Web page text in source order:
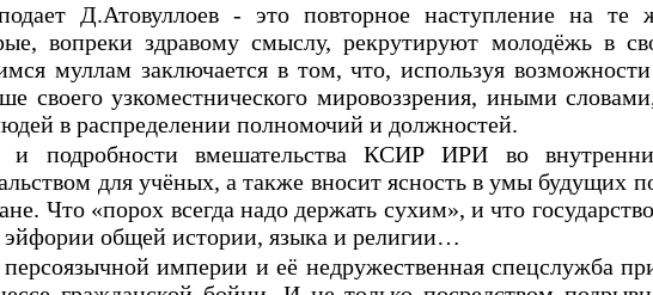
Д.Атовуллоев - это повторное наступление на те
вопреки здравому смыслу, рекрутируют молодёжь в
муллам заключается в том, что, используя
своего узкоместнического мировоззрения, иными
в распределении полномочий и должностей.
и подробности вмешательства КСИР ИРИ во
для учёных, а также вносит ясность в умы будущих
Что «порох всегда надо держать сухим», и что
эйфории общей истории, языка и религии…
персоязычной империи и её недружественная спецслужба